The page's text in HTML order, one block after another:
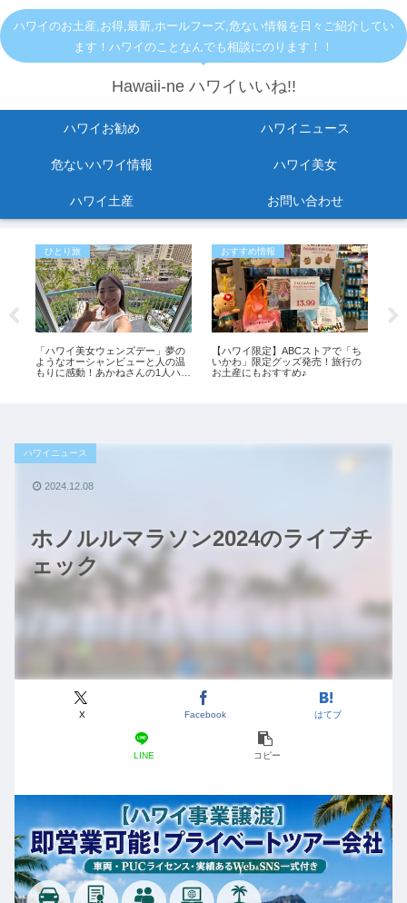
ハワイのお土産,お得,最新,ホールフーズ,危ない情報を日々ご紹介してい
ます！ハワイのことなんでも相談にのります！！
Hawaii-ne ハワイいいね!!
ハワイお勧め ハワイニュース
危ないハワイ情報 ハワイ美女
ハワイ土産 お問い合わせ
ひとり旅
「ハワイ美女ウェンズデー」夢の
ようなオーシャンビューと人の温
もりに感動！あかねさんの1人ハワ
おすすめ情報
【ハワイ限定】ABCストアで「ち
いかわ」限定グッズ発売！旅行の
お土産にもおすすめ♪
ホノルルマラソン2024のライブチ
ェック
ハワイニュース
X Facebook はてブ
LINE コピー
2024.12.08